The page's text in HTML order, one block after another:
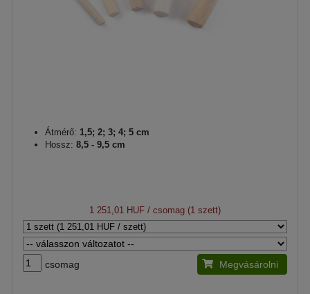
Átmérő: 1,5; 2; 3; 4; 5 cm
Hossz: 8,5 - 9,5 cm
1 251,01 HUF / csomag (1 szett)
csomag Megvásárolni